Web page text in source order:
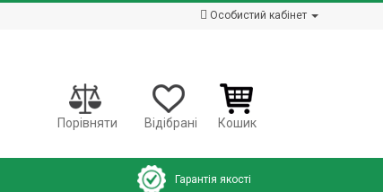
Особистий кабінет
Порівняти Відібрані Кошик
Гарантія якості